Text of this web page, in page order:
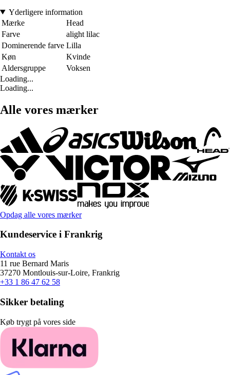
Yderligere information
Mærke
Head
Farve
alight lilac
Dominerende farve Lilla
Køn
Kvinde
Aldersgruppe
Voksen
Loading...
Loading...
Alle vores mærker
Opdag alle vores mærker
Kundeservice i Frankrig
Kontakt os
11 rue Bernard Maris
37270 Montlouis-sur-Loire, Frankrig
+33 1 86 47 62 58
Sikker betaling
Køb trygt på vores side